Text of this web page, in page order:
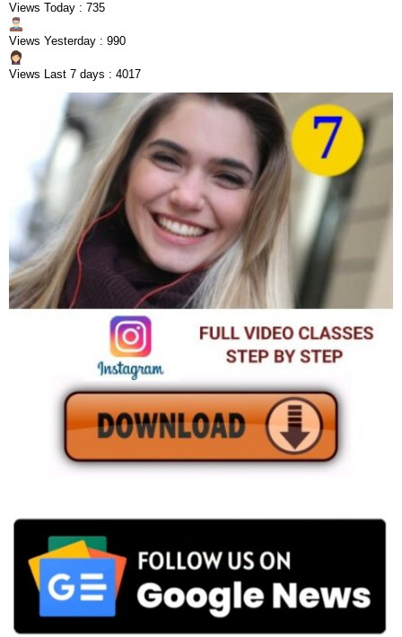
Views Today : 735
Views Yesterday : 990
Views Last 7 days : 4017